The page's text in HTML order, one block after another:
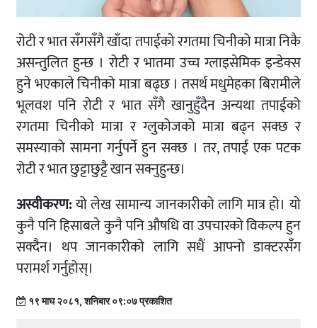
रोटी र भात सँगसँगै खाँदा तपाईको रगतमा चिनीको मात्रा निकै
असन्तुलित हुन्छ । रोटी र भातमा उच्च ग्लाइसेमिक इन्डेक्स
हुने भएकाले चिनीको मात्रा बढ्छ । तसर्थ मधुमेहका बिरामीले
भूलवश पनि रोटी र भात सँगै खानुहुँदैन अन्यथा तपाईको
रगतमा चिनीको मात्रा र ग्लुकोजको मात्रा बढ्न सक्छ र
समस्याको सामना गर्नुपर्ने हुन सक्छ । तर, तपाईं एक पटक
रोटी र भात छुट्टाछुट्टै खान सक्नुहुन्छ।
अस्वीकरण:यो लेख सामान्य जानकारीको लागि मात्र हो। यो
कुनै पनि हिसाबले कुनै पनि औषधि वा उपचारको विकल्प हुन
सक्दैन। थप जानकारीको लागि सधैं आफ्नो डाक्टरसँग
परामर्श गर्नुहोस्।
१९ माघ २०८१, शनिबार ०९:०७ प्रकाशित